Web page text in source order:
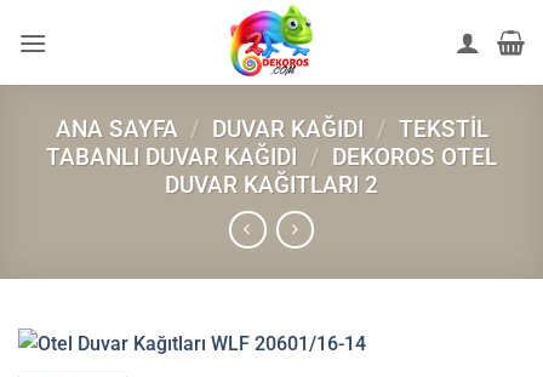
atla
ANA SAYFA / DUVAR KAĞIDI / TEKSTIL
TABANLI DUVAR KAĞIDI / DEKOROS OTEL
DUVAR KAĞITLARI 2